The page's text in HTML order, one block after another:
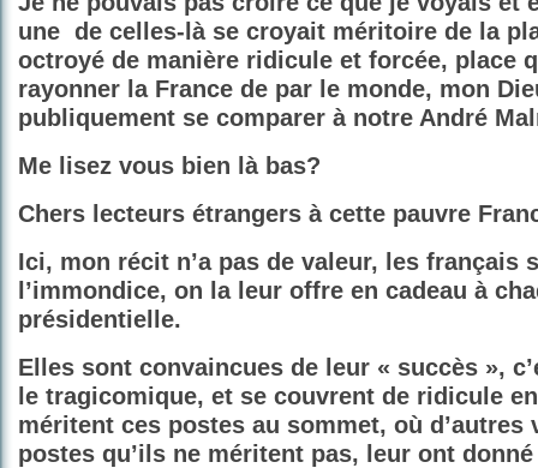
une de celles-là se croyait méritoire de la
octroyé de manière ridicule et forcée, place
rayonner la France de par le monde, mon
publiquement se comparer à notre André
Me lisez vous bien là bas?
Chers lecteurs étrangers à cette pauvre
Ici, mon récit n’a pas de valeur, les français
l’immondice, on la leur offre en cadeau à
présidentielle.
Elles sont convaincues de leur « succès »,
le tragicomique, et se couvrent de ridicule
méritent ces postes au sommet, où d’autres
postes qu’ils ne méritent pas, leur ont